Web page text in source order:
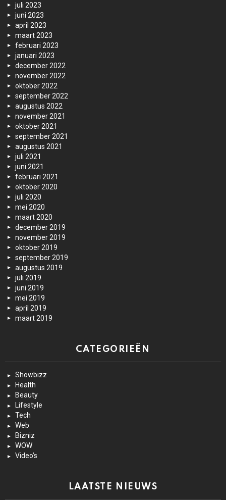
juli 2023
juni 2023
april 2023
maart 2023
februari 2023
januari 2023
december 2022
november 2022
oktober 2022
september 2022
augustus 2022
november 2021
oktober 2021
september 2021
augustus 2021
juli 2021
juni 2021
februari 2021
oktober 2020
juli 2020
mei 2020
maart 2020
december 2019
november 2019
oktober 2019
september 2019
augustus 2019
juli 2019
juni 2019
mei 2019
april 2019
maart 2019
CATEGORIEËN
Showbizz
Health
Beauty
Lifestyle
Tech
Web
Bizniz
WOW
Video’s
LAATSTE NIEUWS